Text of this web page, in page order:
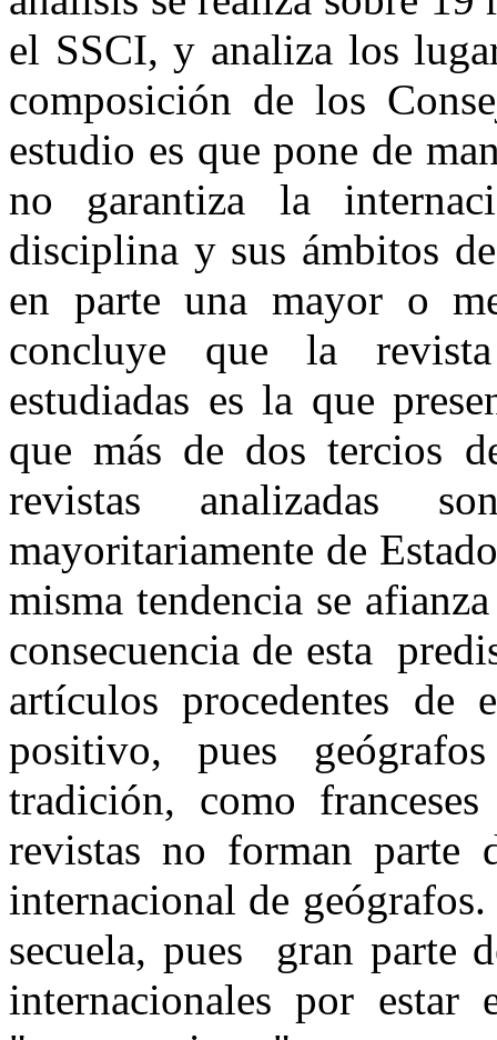
el SSCI, y analiza los
composición de los
estudio es que pone de
no garantiza la
disciplina y sus ámbitos
en parte una mayor o
concluye que la
estudiadas es la que
que más de dos tercios
revistas analizadas
mayoritariamente de
misma tendencia se
consecuencia de esta
artículos procedentes de
positivo, pues
tradición, como
revistas no forman parte
internacional de
secuela, pues gran parte
internacionales por